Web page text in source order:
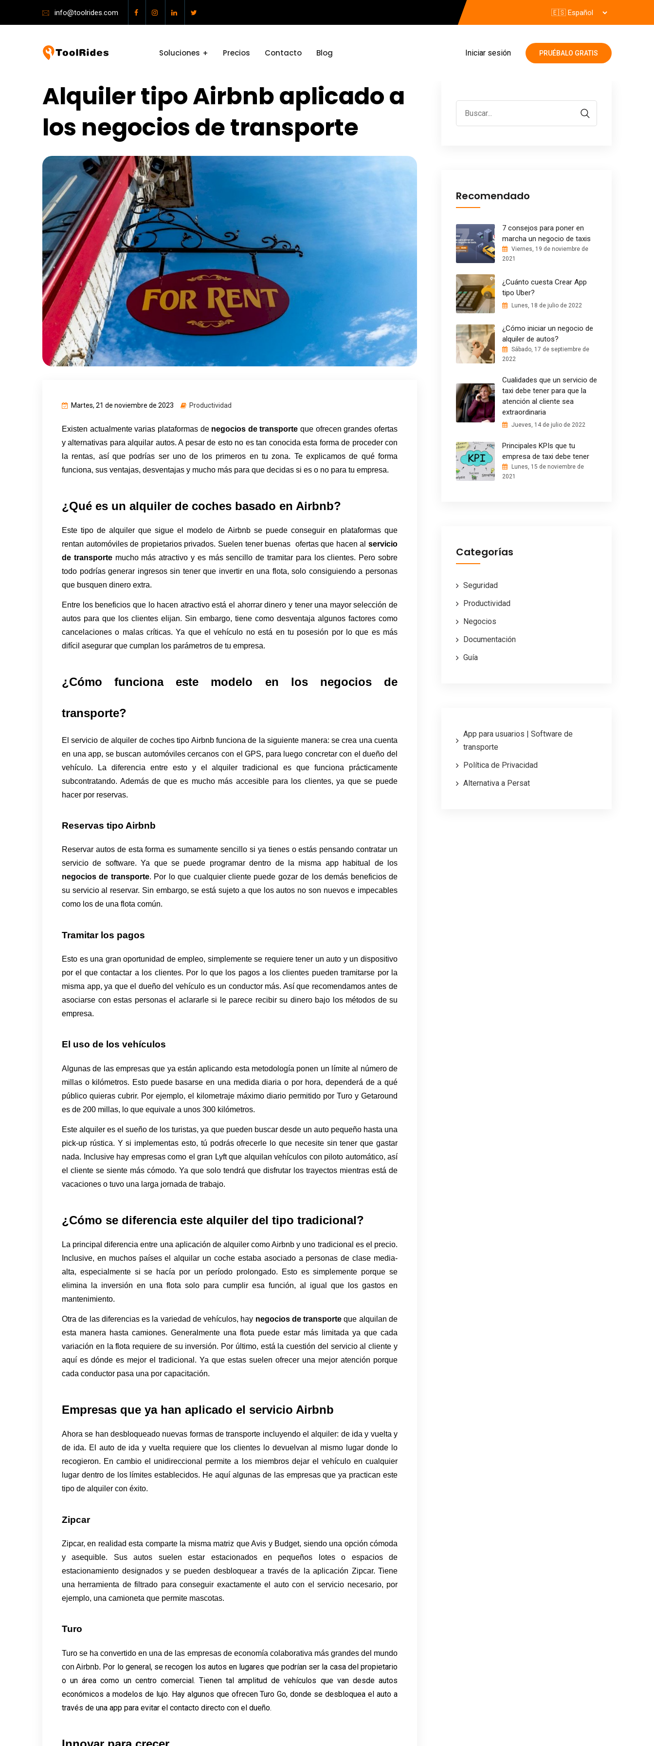
info@toolrides.com
Soluciones Precios Contacto Blog Iniciar sesión PRUÉBALO GRATIS
Alquiler tipo Airbnb aplicado a
los negocios de transporte
Martes, 21 de noviembre de 2023 Productividad
Existen actualmente varias plataformas de negocios de transporte que ofrecen grandes ofertas
y alternativas para alquilar autos. A pesar de esto no es tan conocida esta forma de proceder con
la rentas, así que podrías ser uno de los primeros en tu zona. Te explicamos de qué forma
funciona, sus ventajas, desventajas y mucho más para que decidas si es o no para tu empresa.
¿Qué es un alquiler de coches basado en Airbnb?
Este tipo de alquiler que sigue el modelo de Airbnb se puede conseguir en plataformas que
rentan automóviles de propietarios privados. Suelen tener buenas  ofertas que hacen al servicio
de transporte mucho más atractivo y es más sencillo de tramitar para los clientes. Pero sobre
todo podrías generar ingresos sin tener que invertir en una flota, solo consiguiendo a personas
que busquen dinero extra.
Entre los beneficios que lo hacen atractivo está el ahorrar dinero y tener una mayor selección de
autos para que los clientes elijan. Sin embargo, tiene como desventaja algunos factores como
cancelaciones o malas críticas. Ya que el vehículo no está en tu posesión por lo que es más
difícil asegurar que cumplan los parámetros de tu empresa.
¿Cómo funciona este modelo en los negocios de
transporte?
El servicio de alquiler de coches tipo Airbnb funciona de la siguiente manera: se crea una cuenta
en una app, se buscan automóviles cercanos con el GPS, para luego concretar con el dueño del
vehículo. La diferencia entre esto y el alquiler tradicional es que funciona prácticamente
subcontratando. Además de que es mucho más accesible para los clientes, ya que se puede
hacer por reservas.
Reservas tipo Airbnb
Reservar autos de esta forma es sumamente sencillo si ya tienes o estás pensando contratar un
negocios de transporte. Por lo que cualquier cliente puede gozar de los demás beneficios de
su servicio al reservar. Sin embargo, se está sujeto a que los autos no son nuevos e impecables
como los de una flota común.
Tramitar los pagos
Esto es una gran oportunidad de empleo, simplemente se requiere tener un auto y un dispositivo
por el que contactar a los clientes. Por lo que los pagos a los clientes pueden tramitarse por la
misma app, ya que el dueño del vehículo es un conductor más. Así que recomendamos antes de
asociarse con estas personas el aclararle si le parece recibir su dinero bajo los métodos de su
empresa.
El uso de los vehículos
Algunas de las empresas que ya están aplicando esta metodología ponen un límite al número de
millas o kilómetros. Esto puede basarse en una medida diaria o por hora, dependerá de a qué
público quieras cubrir. Por ejemplo, el kilometraje máximo diario permitido por Turo y Getaround
es de 200 millas, lo que equivale a unos 300 kilómetros.
Este alquiler es el sueño de los turistas, ya que pueden buscar desde un auto pequeño hasta una
pick-up rústica. Y si implementas esto, tú podrás ofrecerle lo que necesite sin tener que gastar
nada. Inclusive hay empresas como el gran Lyft que alquilan vehículos con piloto automático, así
el cliente se siente más cómodo. Ya que solo tendrá que disfrutar los trayectos mientras está de
vacaciones o tuvo una larga jornada de trabajo.
¿Cómo se diferencia este alquiler del tipo tradicional?
La principal diferencia entre una aplicación de alquiler como Airbnb y uno tradicional es el precio.
Inclusive, en muchos países el alquilar un coche estaba asociado a personas de clase media-
alta, especialmente si se hacía por un período prolongado. Esto es simplemente porque se
elimina la inversión en una flota solo para cumplir esa función, al igual que los gastos en
mantenimiento.
Otra de las diferencias es la variedad de vehículos, hay negocios de transporte que alquilan de
esta manera hasta camiones. Generalmente una flota puede estar más limitada ya que cada
variación en la flota requiere de su inversión. Por último, está la cuestión del servicio al cliente y
aquí es dónde es mejor el tradicional. Ya que estas suelen ofrecer una mejor atención porque
cada conductor pasa una por capacitación.
Empresas que ya han aplicado el servicio Airbnb
Ahora se han desbloqueado nuevas formas de transporte incluyendo el alquiler: de ida y vuelta y
de ida. El auto de ida y vuelta requiere que los clientes lo devuelvan al mismo lugar donde lo
recogieron. En cambio el unidireccional permite a los miembros dejar el vehículo en cualquier
lugar dentro de los límites establecidos. He aquí algunas de las empresas que ya practican este
tipo de alquiler con éxito.
Zipcar
Zipcar, en realidad esta comparte la misma matriz que Avis y Budget, siendo una opción cómoda
y asequible. Sus autos suelen estar estacionados en pequeños lotes o espacios de
estacionamiento designados y se pueden desbloquear a través de la aplicación Zipcar. Tiene
una herramienta de filtrado para conseguir exactamente el auto con el servicio necesario, por
ejemplo, una camioneta que permite mascotas.
Turo
Turo se ha convertido en una de las empresas de economía colaborativa más grandes del mundo
con Airbnb. Por lo general, se recogen los autos en lugares que podrían ser la casa del propietario
o un área como un centro comercial. Tienen tal amplitud de vehículos que van desde autos
económicos a modelos de lujo. Hay algunos que ofrecen Turo Go, donde se desbloquea el auto a
través de una app para evitar el contacto directo con el dueño.
Recomendado
7 consejos para poner en
marcha un negocio de taxis
Viernes, 19 de noviembre de
2021
¿Cuánto cuesta Crear App
tipo Uber?
Lunes, 18 de julio de 2022
¿Cómo iniciar un negocio de
alquiler de autos?
Sábado, 17 de septiembre de
2022
Cualidades que un servicio de
taxi debe tener para que la
atención al cliente sea
extraordinaria
Jueves, 14 de julio de 2022
Principales KPIs que tu
empresa de taxi debe tener
Lunes, 15 de noviembre de
2021
Categorías
Seguridad
Productividad
Negocios
Documentación
Guía
App para usuarios | Software de
transporte
Política de Privacidad
Alternativa a Persat